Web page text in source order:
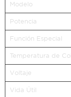
Modelo
Potencia
Función Especial
Temperatura de
Voltaje
Vida Útil